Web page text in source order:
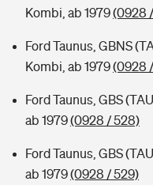
Kombi, ab 1979(0928
Ford Taunus, GBNS
Kombi, ab 1979(0928
Ford Taunus, GBS
ab 1979(0928 / 528)
Ford Taunus, GBS
ab 1979(0928 / 529)